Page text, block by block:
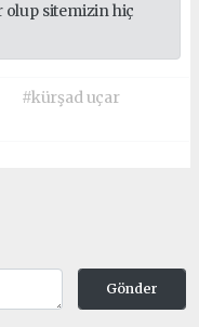
olup sitemizin hiç
#kürşad uçar
Gönder